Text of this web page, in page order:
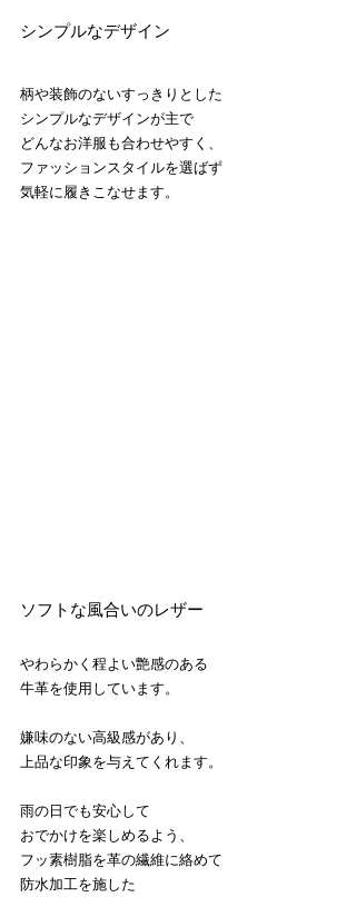
シンプルなデザイン
柄や装飾のないすっきりとした
シンプルなデザインが主で
どんなお洋服も合わせやすく、
ファッションスタイルを選ばず
気軽に履きこなせます。
ソフトな風合いのレザー
やわらかく程よい艶感のある
牛革を使用しています。
嫌味のない高級感があり、
上品な印象を与えてくれます。
雨の日でも安心して
おでかけを楽しめるよう、
フッ素樹脂を革の繊維に絡めて
防水加工を施した